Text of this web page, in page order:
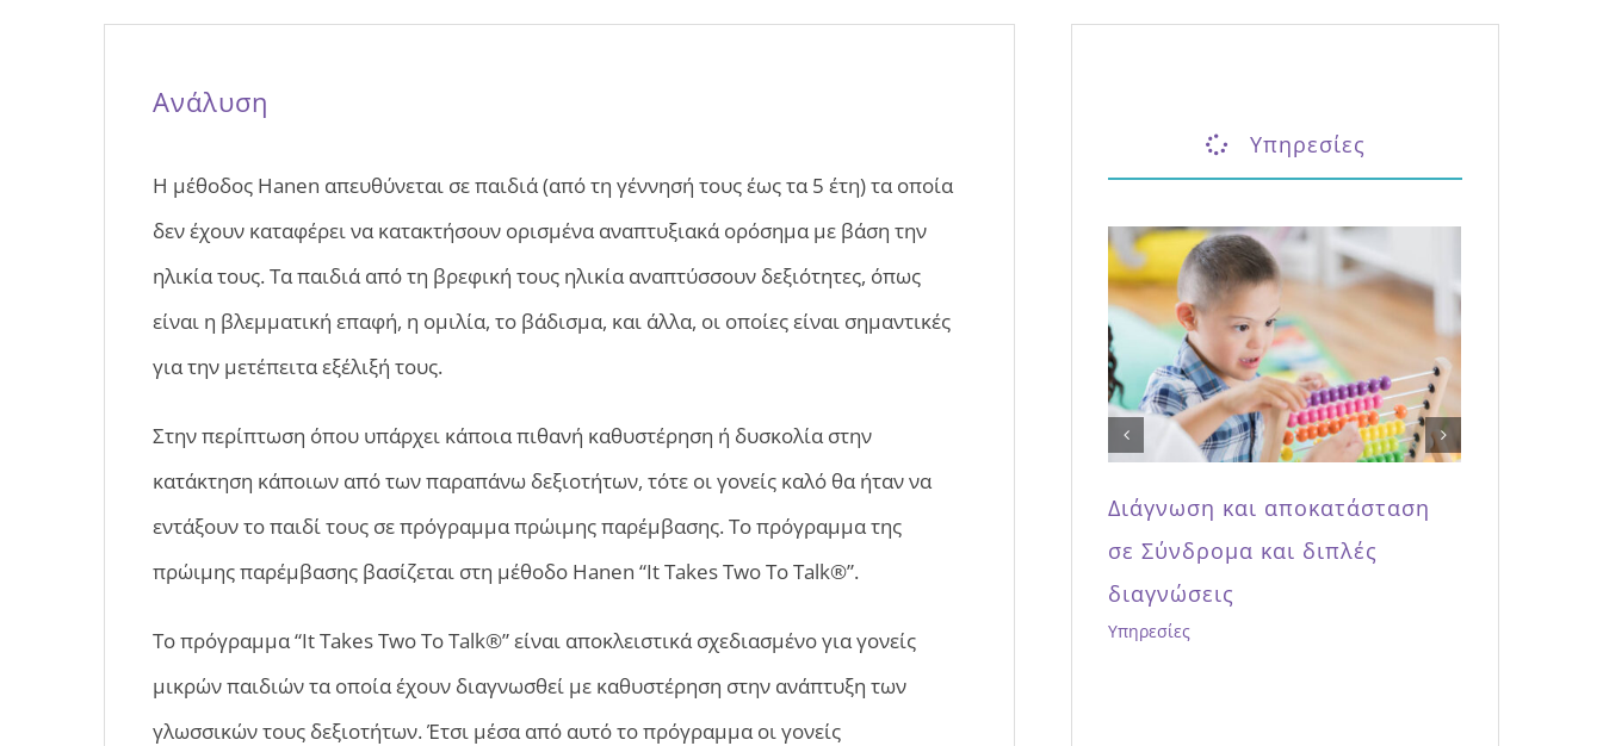
Ανάλυση
Η μέθοδος Hanen απευθύνεται σε παιδιά (από τη γέννησή τους έως τα 5 έτη) τα οποία
δεν έχουν καταφέρει να κατακτήσουν ορισμένα αναπτυξιακά ορόσημα με βάση την
ηλικία τους. Τα παιδιά από τη βρεφική τους ηλικία αναπτύσσουν δεξιότητες, όπως
είναι η βλεμματική επαφή, η ομιλία, το βάδισμα, και άλλα, οι οποίες είναι σημαντικές
για την μετέπειτα εξέλιξή τους.
Στην περίπτωση όπου υπάρχει κάποια πιθανή καθυστέρηση ή δυσκολία στην
κατάκτηση κάποιων από των παραπάνω δεξιοτήτων, τότε οι γονείς καλό θα ήταν να
εντάξουν το παιδί τους σε πρόγραμμα πρώιμης παρέμβασης. Το πρόγραμμα της
πρώιμης παρέμβασης βασίζεται στη μέθοδο Hanen “It Takes Two To Talk®”.
Το πρόγραμμα “It Takes Two To Talk®” είναι αποκλειστικά σχεδιασμένο για γονείς
μικρών παιδιών τα οποία έχουν διαγνωσθεί με καθυστέρηση στην ανάπτυξη των
γλωσσικών τους δεξιοτήτων. Έτσι μέσα από αυτό το πρόγραμμα οι γονείς
Υπηρεσίες
Διάγνωση και αποκατάσταση
Διαταραχών Αυτιστικού
Φάσματος
Υπηρεσίες